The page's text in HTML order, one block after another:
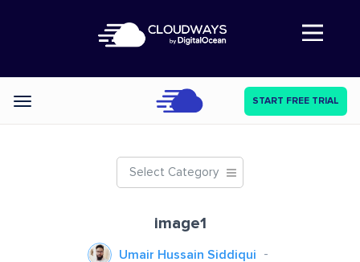
Abre a navegação
Categories START FREE TRIAL
Select Category
image1
Umair Hussain Siddiqui